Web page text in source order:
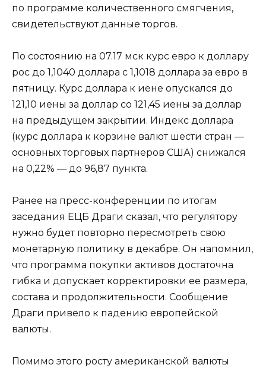
по программе количественного смягчения,
свидетельствуют данные торгов.
По состоянию на 07.17 мск курс евро к доллару
рос до 1,1040 доллара с 1,1018 доллара за евро в
пятницу. Курс доллара к иене опускался до
121,10 иены за доллар со 121,45 иены за доллар
на предыдущем закрытии. Индекс доллара
(курс доллара к корзине валют шести стран —
основных торговых партнеров США) снижался
на 0,22% — до 96,87 пункта.
Ранее на пресс-конференции по итогам
заседания ЕЦБ Драги сказал, что регулятору
нужно будет повторно пересмотреть свою
монетарную политику в декабре. Он напомнил,
что программа покупки активов достаточна
гибка и допускает корректировки ее размера,
состава и продолжительности. Сообщение
Драги привело к падению европейской
валюты.
Помимо этого росту американской валюты